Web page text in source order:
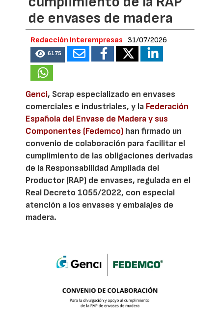
de envases de madera
Redacción Interempresas 31/07/2026
6175
Genci, Scrap especializado en envases
comerciales e industriales, y la Federación
Española del Envase de Madera y sus
Componentes (Fedemco) han firmado un
convenio de colaboración para facilitar el
cumplimiento de las obligaciones derivadas
de la Responsabilidad Ampliada del
Productor (RAP) de envases, regulada en el
Real Decreto 1055/2022, con especial
atención a los envases y embalajes de
madera.